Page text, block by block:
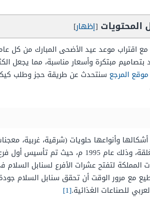
المحتويات [إظهار]
مع اقتراب موعد عيد الأضحى المبارك من كل
مبتكرة وأسعار مناسبة، مما يجعل
موقع المرجع سنتحدث عن طريقة حجز وطلب
وأنواعها حلويات (شرقية، غربية،
صالح بن ناصر آل فرحان في المملكة العربية السعودية
لتفتح عشرات الأفرع لسنابل السلام
مع مرور الوقت أن تحقق سنابل
[1]